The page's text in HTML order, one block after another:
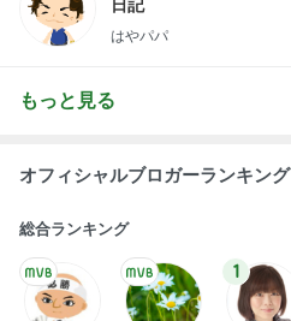
日記
はやパパ
もっと見る
オフィシャルブロガーランキング
総合ランキング
1